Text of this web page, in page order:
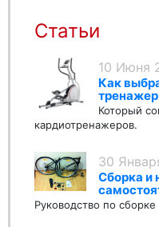
Статьи
10 Июня
Как
тренажер
Который
кардиотренажеров.
30
Сборка и
Руководство по